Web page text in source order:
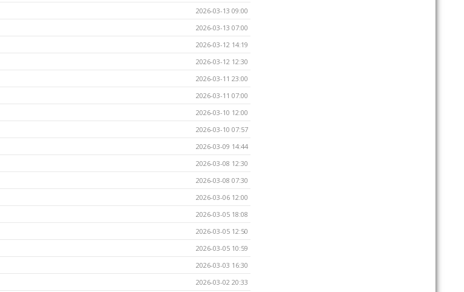
2026-03-13 09:00
2026-03-13 07:00
2026-03-12 14:19
2026-03-12 12:30
2026-03-11 23:00
2026-03-11 07:00
2026-03-10 12:00
2026-03-10 07:57
2026-03-09 14:44
2026-03-08 12:30
2026-03-08 07:30
2026-03-06 12:00
2026-03-05 18:08
2026-03-05 12:50
2026-03-05 10:59
2026-03-03 16:30
2026-03-02 20:33